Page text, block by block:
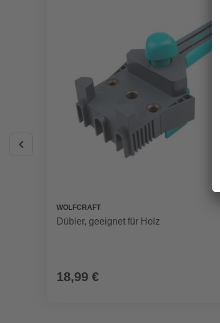
WOLFCRAFT
Dübler, geeignet für Holz
18,99 €